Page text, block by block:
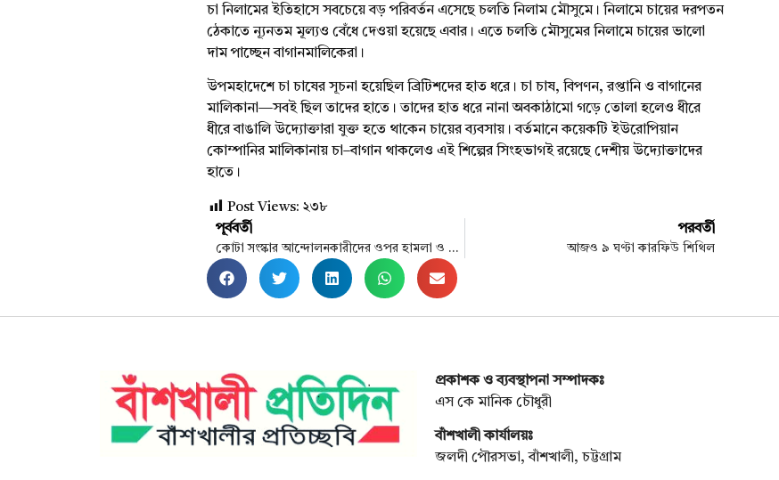
চা নিলামের ইতিহাসে সবচেয়ে বড় পরিবর্তন এসেছে চলতি নিলাম মৌসুমে। নিলামে চায়ের দরপতন
ঠেকাতে ন্যূনতম মূল্যও বেঁধে দেওয়া হয়েছে এবার। এতে চলতি মৌসুমের নিলামে চায়ের ভালো
দাম পাচ্ছেন বাগানমালিকেরা।
উপমহাদেশে চা চাষের সূচনা হয়েছিল ব্রিটিশদের হাত ধরে। চা চাষ, বিপণন, রপ্তানি ও বাগানের
মালিকানা—সবই ছিল তাদের হাতে। তাদের হাত ধরে নানা অবকাঠামো গড়ে তোলা হলেও ধীরে
ধীরে বাঙালি উদ্যোক্তারা যুক্ত হতে থাকেন চায়ের ব্যবসায়। বর্তমানে কয়েকটি ইউরোপিয়ান
কোম্পানির মালিকানায় চা–বাগান থাকলেও এই শিল্পের সিংহভাগই রয়েছে দেশীয় উদ্যোক্তাদের
হাতে।
Post Views: ২৩৮
পূর্ববর্তী
কোটা সংস্কার আন্দোলনকারীদের ওপর হামলা ও হত্যা, যা বলল জাতিসংঘ
পরবর্তী
আজও ৯ ঘণ্টা কারফিউ শিথিল
প্রকাশক ও ব্যবস্থাপনা সম্পাদকঃ
এস কে মানিক চৌধুরী
বাঁশখালী কার্যালয়ঃ
জলদী পৌরসভা, বাঁশখালী, চট্টগ্রাম